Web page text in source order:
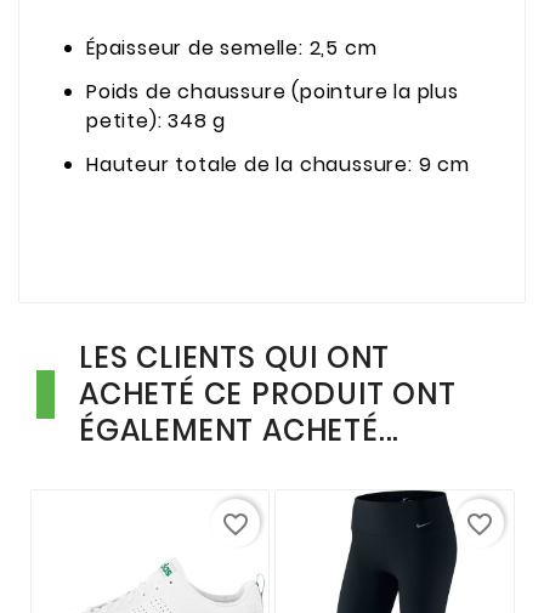
Épaisseur de semelle: 2,5 cm
Poids de chaussure (pointure la plus
petite): 348 g
Hauteur totale de la chaussure: 9 cm
LES CLIENTS QUI ONT
ACHETÉ CE PRODUIT ONT
ÉGALEMENT ACHETÉ...
favorite_border favorite_border